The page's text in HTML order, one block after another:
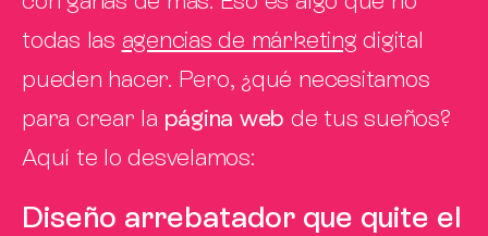
todas las agencias de márketing digital
pueden hacer. Pero, ¿qué necesitamos
para crear la página web de tus sueños?
Aquí te lo desvelamos:
Diseño arrebatador que quite el